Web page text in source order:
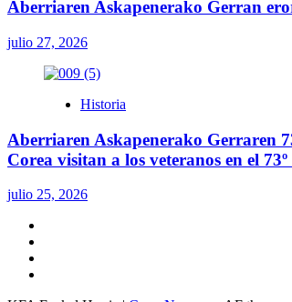
Aberriaren Askapenerako Gerran
julio 27, 2026
Historia
Aberriaren Askapenerako Gerraren
Corea visitan a los veteranos en el
julio 25, 2026